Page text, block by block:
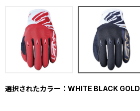
選択されたカラー：WHITE BLACK GOLD